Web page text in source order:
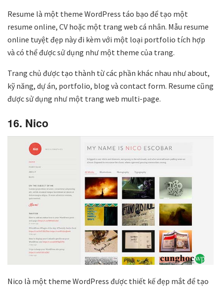
Resume là một theme WordPress táo bạo để tạo một
resume online, CV hoặc một trang web cá nhân. Mẫu resume
online tuyệt đẹp này đi kèm với một loại portfolio tích hợp
và có thể được sử dụng như một theme của trang.
Trang chủ được tạo thành từ các phần khác nhau như about,
kỹ năng, dự án, portfolio, blog và contact form. Resume cũng
được sử dụng như một trang web multi-page.
16. Nico
Nico là một theme WordPress được thiết kế đẹp mắt để tạo